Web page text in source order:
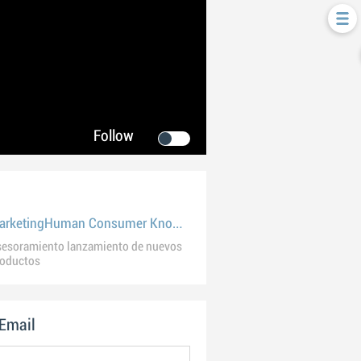
Follow
MarketingHuman Consumer Knowledge
lanzamiento de nuevos